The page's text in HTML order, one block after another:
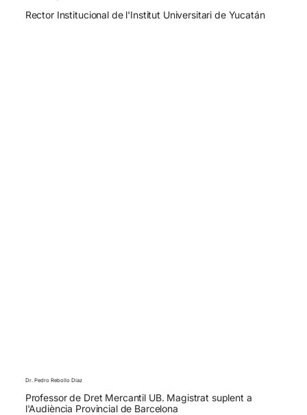
Rector Institucional de l'Institut Universitari de Yucatán
Dr. Pedro Rebollo Díaz
Professor de Dret Mercantil UB. Magistrat suplent a
l'Audiència Provincial de Barcelona